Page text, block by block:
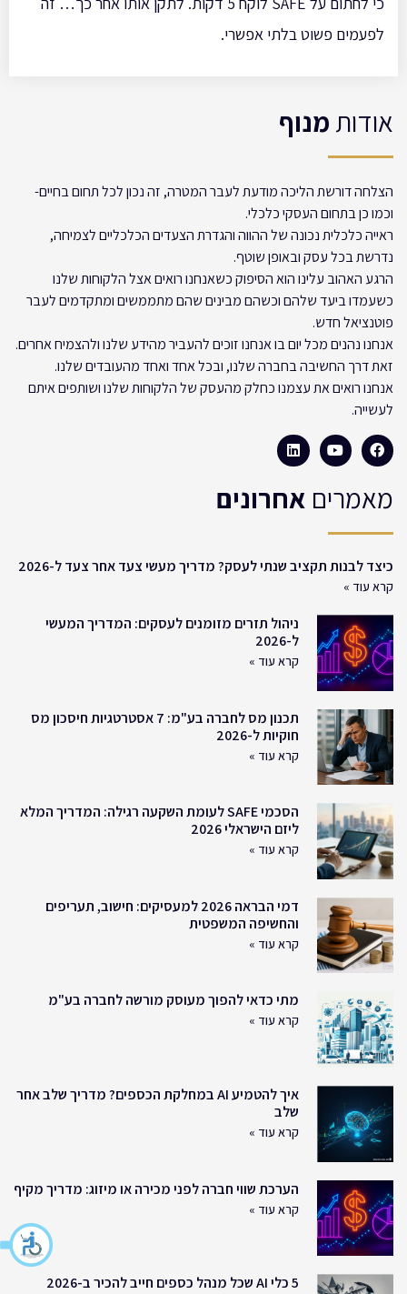
לפעמים פשוט בלתי אפשרי.
אודות מנוף
הצלחה דורשת הליכה מודעת לעבר המטרה, זה נכון לכל תחום בחיים-
וכמו כן בתחום העסקי כלכלי.
ראייה כלכלית נכונה של ההווה והגדרת הצעדים הכלכליים לצמיחה,
נדרשת בכל עסק ובאופן שוטף.
הרגע האהוב עלינו הוא הסיפוק כשאנחנו רואים אצל הלקוחות שלנו
כשעמדו ביעד שלהם וכשהם מבינים שהם מתממשים ומתקדמים לעבר
פוטנציאל חדש.
אנחנו נהנים מכל יום בו אנחנו זוכים להעביר מהידע שלנו ולהצמיח אחרים.
זאת דרך החשיבה בחברה שלנו, ובכל אחד ואחד מהעובדים שלנו.
אנחנו רואים את עצמנו כחלק מהעסק של הלקוחות שלנו ושותפים איתם
לעשייה.
מאמרים אחרונים
כיצד לבנות תקציב שנתי לעסק? מדריך מעשי צעד אחר צעד ל-2026
קרא עוד »
ניהול תזרים מזומנים לעסקים: המדריך המעשי
ל-2026
קרא עוד »
תכנון מס לחברה בע"מ: 7 אסטרטגיות חיסכון מס
חוקיות ל-2026
קרא עוד »
הסכמי SAFE לעומת השקעה רגילה: המדריך המלא
ליזם הישראלי 2026
קרא עוד »
דמי הבראה 2026 למעסיקים: חישוב, תעריפים
והחשיפה המשפטית
קרא עוד »
מתי כדאי להפוך מעוסק מורשה לחברה בע"מ
קרא עוד »
איך להטמיע AI במחלקת הכספים? מדריך שלב אחר
שלב
קרא עוד »
הערכת שווי חברה לפני מכירה או מיזוג: מדריך מקיף
קרא עוד »
5 כלי AI שכל מנהל כספים חייב להכיר ב-2026